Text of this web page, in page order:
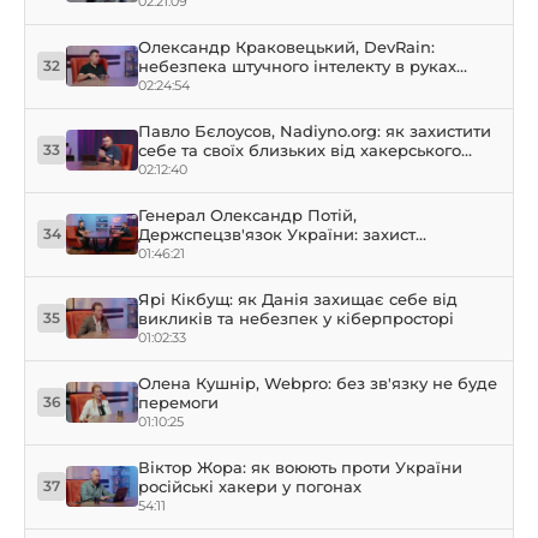
32
Олександр Краковецький, DevRain:
небезпека штучного інтелекту в руках
кібершахраїв
02:24:54
33
Павло Бєлоусов, Nadiyno.org: як захистити
себе та своїх близьких від хакерського
злому – практичні кейси
02:12:40
34
Генерал Олександр Потій,
Держспецзв'язок України: захист
кіберпериметра України та Європи в
умовах турбулентності
01:46:21
35
Ярі Кікбущ: як Данія захищає себе від
викликів та небезпек у кіберпросторі
01:02:33
36
Олена Кушнір, Webpro: без зв'язку не буде
перемоги
01:10:25
37
Віктор Жора: як воюють проти України
російські хакери у погонах
54:11